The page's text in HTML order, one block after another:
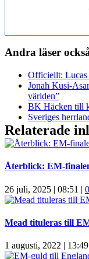
Andra läser
Officiellt: Lucas
Jonah Kusi-
världen”
BK Häcken till
Sveriges
Relaterade
Återblick: EM-
26 juli, 2025 | 08:51 |
Mead tituleras till
1 augusti, 2022 | 13:49